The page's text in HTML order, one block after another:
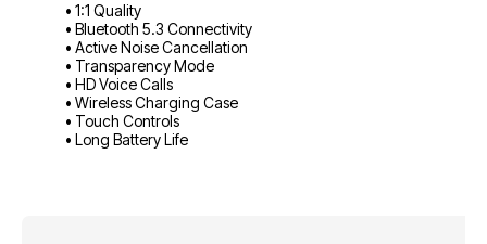
• 1:1 Quality
• Bluetooth 5.3 Connectivity
• Active Noise Cancellation
• Transparency Mode
• HD Voice Calls
• Wireless Charging Case
• Touch Controls
• Long Battery Life